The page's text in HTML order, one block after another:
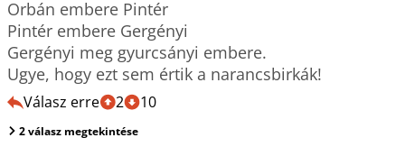
Orbán embere Pintér
Pintér embere Gergényi
Gergényi meg gyurcsányi embere.
Ugye, hogy ezt sem értik a narancsbirkák!
Válasz erre 2 10
2 válasz megtekintése